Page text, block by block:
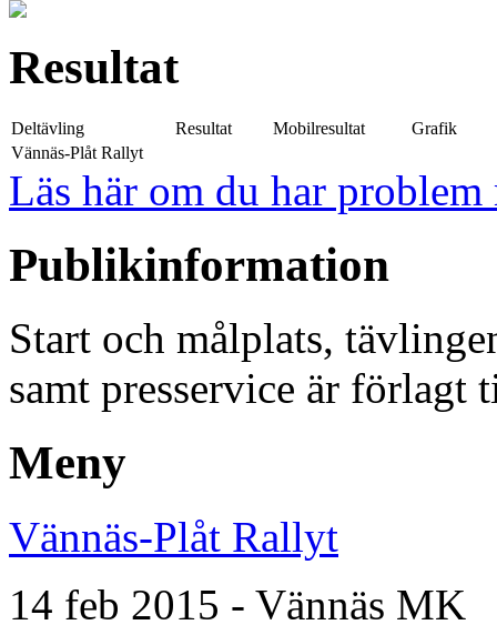
Resultat
Deltävling Resultat Mobilresultat
Grafik
Vännäs-Plåt Rallyt
Läs här om du har
Publikinformation
Start och målplats,
samt presservice är förlagt
Meny
Vännäs-Plåt Rallyt
14 feb 2015 - Vännäs MK